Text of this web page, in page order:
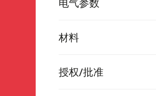
电气参数
材料
授权/批准